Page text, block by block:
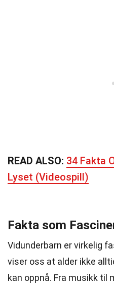
READ ALSO: 34 Fakta
Lyset (Videospill)
Fakta som
Vidunderbarn er virkelig
viser oss at alder ikke
kan oppnå. Fra musikk til